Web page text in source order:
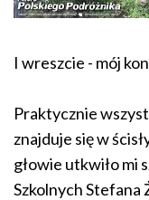
I wreszcie - mój
Praktycznie
znajduje się w
głowie utkwiło mi
Szkolnych Stefana